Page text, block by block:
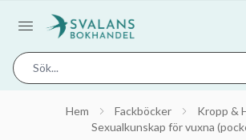
Hem Fackböcker
Kropp &
Sexualkunskap för vuxna